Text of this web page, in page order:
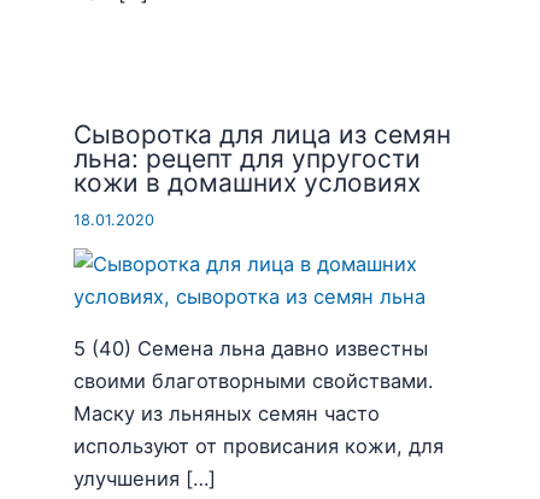
Сыворотка для лица из семян
льна: рецепт для упругости
кожи в домашних условиях
18.01.2020
5 (40) Семена льна давно известны
своими благотворными свойствами.
Маску из льняных семян часто
используют от провисания кожи, для
улучшения […]